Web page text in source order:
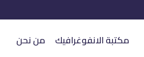
مكتبة الانفوغرافيك من نحن